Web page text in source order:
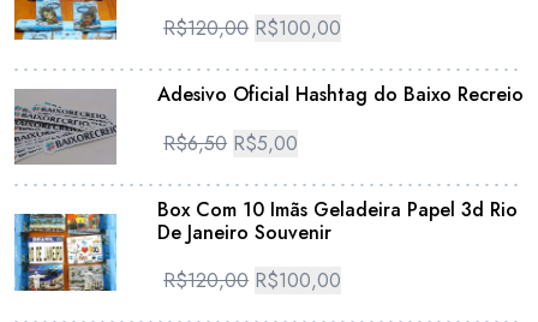
R$120,00 R$100,00
Adesivo Oficial Hashtag do Baixo Recreio
R$6,50 R$5,00
Box Com 10 Imãs Geladeira Papel 3d Rio
De Janeiro Souvenir
R$120,00 R$100,00